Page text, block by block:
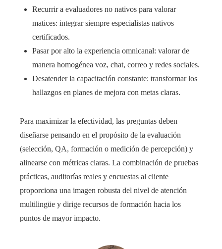
Recurrir a evaluadores no nativos para valorar
matices: integrar siempre especialistas nativos
certificados.
Pasar por alto la experiencia omnicanal: valorar de
manera homogénea voz, chat, correo y redes sociales.
Desatender la capacitación constante: transformar los
hallazgos en planes de mejora con metas claras.
Para maximizar la efectividad, las preguntas deben
diseñarse pensando en el propósito de la evaluación
(selección, QA, formación o medición de percepción) y
alinearse con métricas claras. La combinación de pruebas
prácticas, auditorías reales y encuestas al cliente
proporciona una imagen robusta del nivel de atención
multilingüe y dirige recursos de formación hacia los
puntos de mayor impacto.